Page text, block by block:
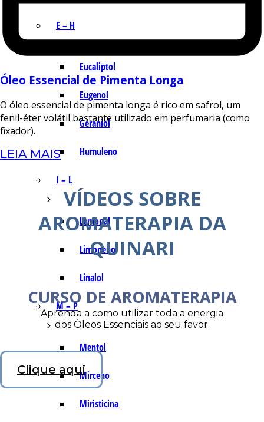
E – H
Eucaliptol
Eugenol
Geraniol
Humuleno
I – L
Lemonal
Limoneno
Linalol
M – P
Mentol
Mirceno
Miristicina
Óleo Essencial de Pimenta Longa
O óleo essencial de pimenta longa é rico em safrol, um
fenil-éter volátil bastante utilizado em perfumaria (como
fixador).
LEIA MAIS
VÍDEOS SOBRE
AROMATERAPIA DA
QUINARI
CURSO DE AROMATERAPIA
Aprenda a como utilizar toda a energia
dos Óleos Essenciais ao seu favor.
Clique aqui